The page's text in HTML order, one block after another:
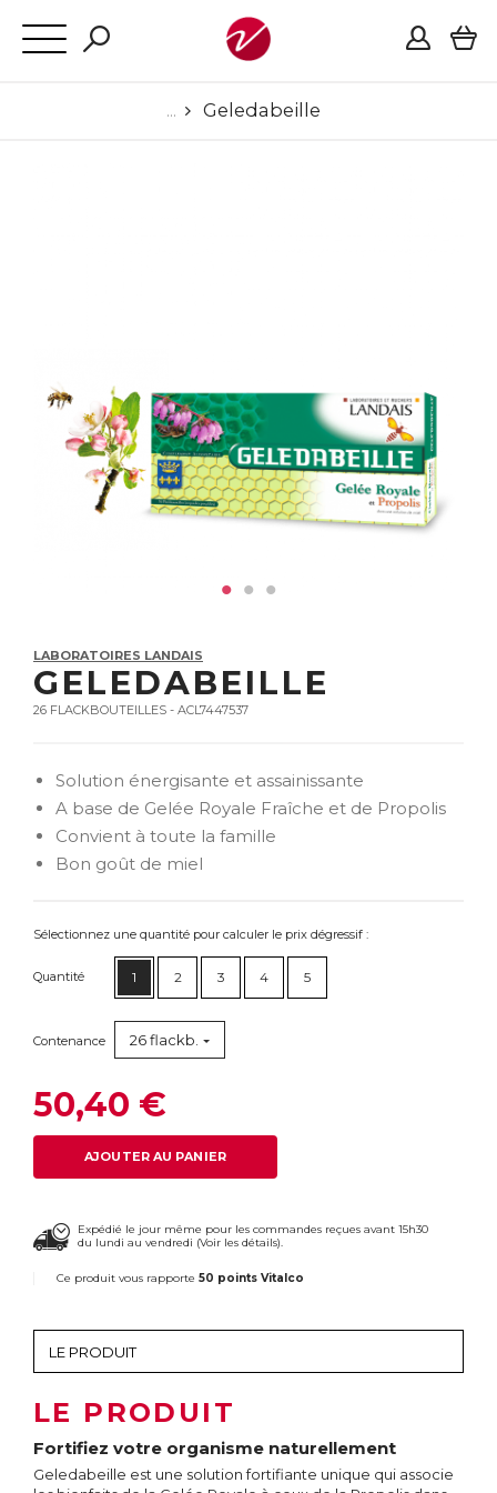
Geledabeille
LABORATOIRES LANDAIS
GELEDABEILLE
26 FLACKBOUTEILLES - ACL7447537
Solution énergisante et assainissante
A base de Gelée Royale Fraîche et de Propolis
Convient à toute la famille
Bon goût de miel
Sélectionnez une quantité pour calculer le prix dégressif :
Quantité 1 2 3 4 5
Contenance 26 flackb.
50,40 €
AJOUTER AU PANIER
Expédié le jour même pour les commandes reçues avant 15h30
du lundi au vendredi (Voir les détails).
Ce produit vous rapporte 50 points Vitalco
LE PRODUIT
Fortifiez votre organisme naturellement
Geledabeille est une solution fortifiante unique qui associe